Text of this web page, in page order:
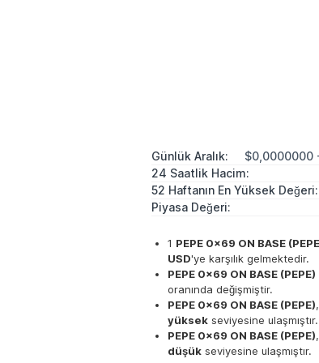
Günlük Aralık:
$0,0000000
24 Saatlik Hacim:
52 Haftanın En Yüksek Değeri:
Piyasa Değeri:
1 PEPE 0x69 ON BASE
USD'ye karşılık gelmektedir.
PEPE 0x69 ON BASE (PEPE)
oranında değişmiştir.
PEPE 0x69 ON BASE (PEPE)
yüksek seviyesine ulaşmıştır.
PEPE 0x69 ON BASE (PEPE)
düşük seviyesine ulaşmıştır.